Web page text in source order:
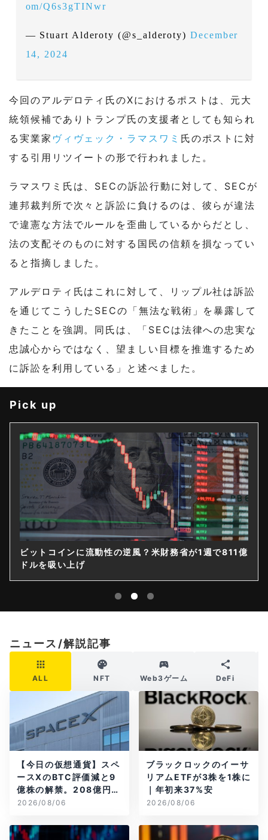
om/Q6s3gTINwr
— Stuart Alderoty (@s_alderoty) December
14, 2024
今回のアルデロティ氏のXにおけるポストは、元大
統領候補でありトランプ氏の支援者としても知られ
る実業家 ヴィヴェック・ラマスワミ 氏のポストに対
する引用リツイートの形で行われました。
ラマスワミ氏は、SECの訴訟行動に対して、SECが
連邦裁判所で次々と訴訟に負けるのは、彼らが違法
で違憲な方法でルールを歪曲しているからだとし、
法の支配そのものに対する国民の信頼を損なってい
ると指摘しました。
アルデロティ氏はこれに対して、リップル社は訴訟
を通じてこうしたSECの「無法な戦術」を暴露して
きたことを強調。同氏は、「SECは法律への忠実な
忠誠心からではなく、望ましい目標を推進するため
に訴訟を利用している」と述べました。
Pick up
ビットコインに流動性の逆風？米財務省が1週で811億
ドルを吸い上げ
ニュース/解説記事
ALL NFT Web3ゲーム DeFi
【今日の仮想通貨】スペ
ースXのBTC評価減と9
億株の解禁。208億円相
当のBTCが盗難
2026/08/06
ブラックロックのイーサ
リアムETFが3株を1株に
｜年初来37%安
2026/08/06